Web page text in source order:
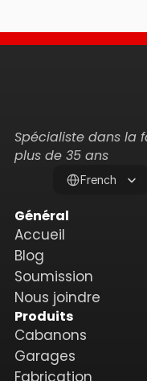
Spécialiste dans la
plus de 35 ans
French
Général
Accueil
Blog
Soumission
Nous joindre
Produits
Cabanons
Garages
Fabrication